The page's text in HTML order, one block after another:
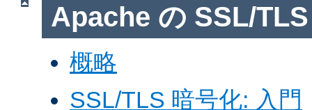
Apache の SSL/
概略
SSL/TLS 暗号化: 入門